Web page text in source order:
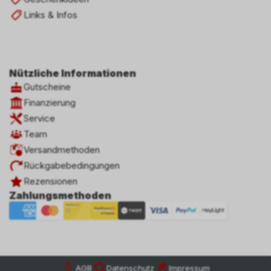
Links & Infos
Nützliche Informationen
Gutscheine
Finanzierung
Service
Team
Versandmethoden
Rückgabebedingungen
Rezensionen
Zahlungsmethoden
AGB Datenschutz Impressum